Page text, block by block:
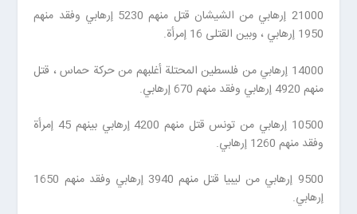
21000 إرهابي من الشيشان قتل منهم 5230 إرهابي وفقد منهم
1950 إرهابي ، وبين القتلى 16 إمرأة.
14000 إرهابي من فلسطين المحتلة أغلبهم من حركة حماس ، قتل
منهم 4920 إرهابي وفقد منهم 670 إرهابي.
10500 إرهابي من تونس قتل منهم 4200 إرهابي بينهم 45 إمرأة
وفقد منهم 1260 إرهابي.
9500 إرهابي من ليبيا قتل منهم 3940 إرهابي وفقد منهم 1650
إرهابي.